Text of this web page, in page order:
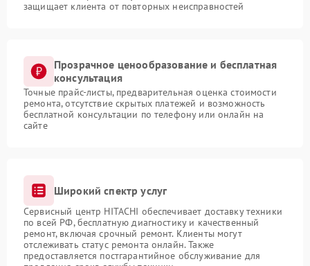
защищает клиента от повторных неисправностей
Прозрачное ценообразование и бесплатная
консультация
Точные прайс-листы, предварительная оценка стоимости
ремонта, отсутствие скрытых платежей и возможность
бесплатной консультации по телефону или онлайн на
сайте
Широкий спектр услуг
Сервисный центр HITACHI обеспечивает доставку техники
по всей РФ, бесплатную диагностику и качественный
ремонт, включая срочный ремонт. Клиенты могут
отслеживать статус ремонта онлайн. Также
предоставляется постгарантийное обслуживание для